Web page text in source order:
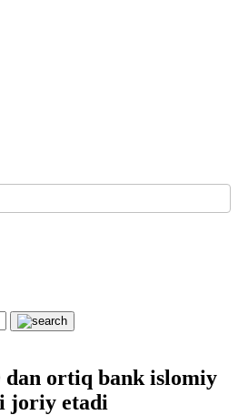
dan ortiq bank islomiy
joriy etadi